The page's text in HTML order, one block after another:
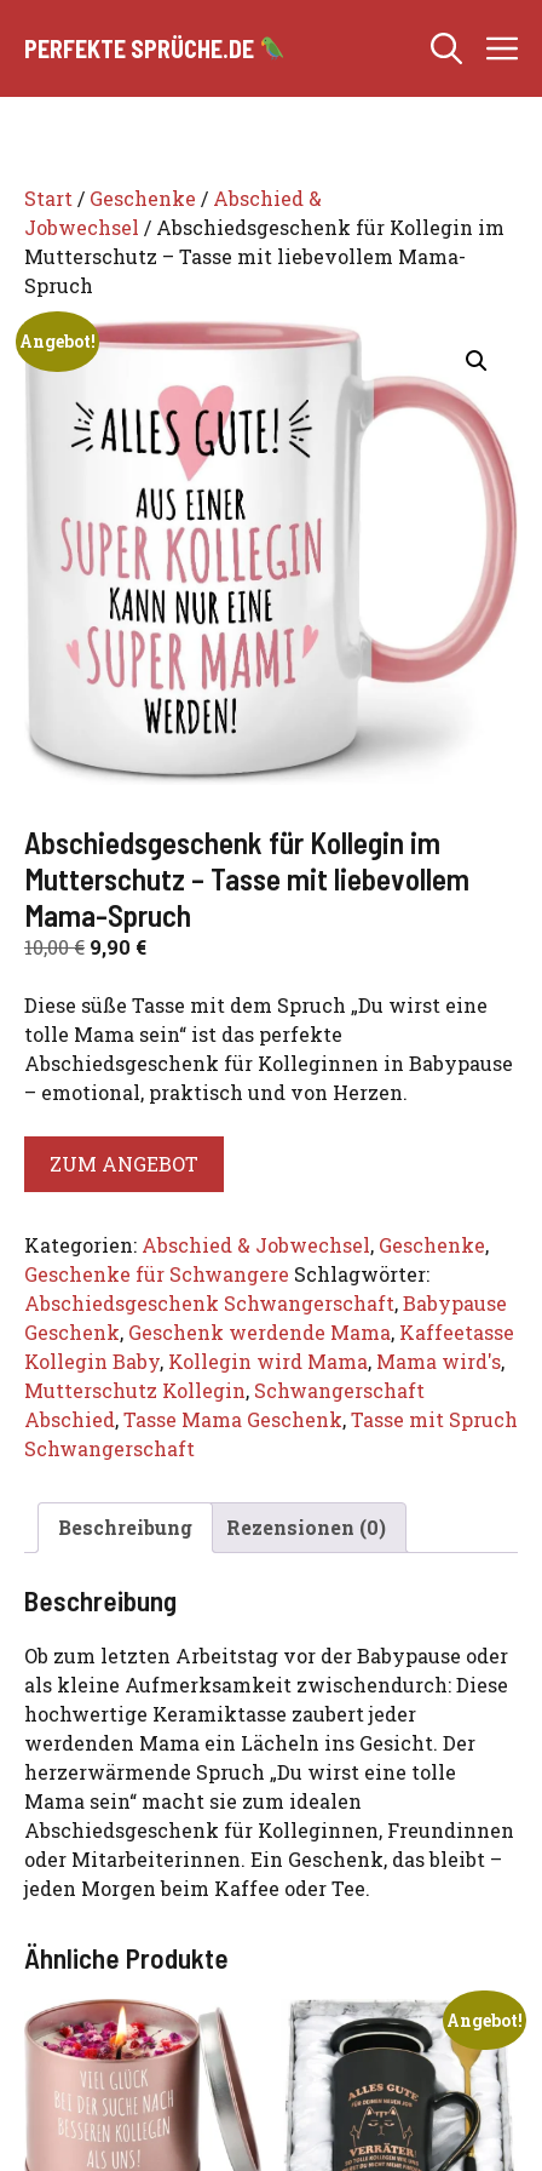
Inhalt
PERFEKTE SPRÜCHE.DE
Start / Geschenke / Abschied &
Jobwechsel / Abschiedsgeschenk für Kollegin im
Mutterschutz – Tasse mit liebevollem Mama-
Spruch
Angebot!
Abschiedsgeschenk für Kollegin im
Mutterschutz – Tasse mit liebevollem
Mama-Spruch
10,00€ Ursprünglicher
war:
10,00 €
9,90 €Aktueller
ist:
9,90 €.
Diese süße Tasse mit dem Spruch „Du wirst eine
tolle Mama sein“ ist das perfekte
Abschiedsgeschenk für Kolleginnen in Babypause
– emotional, praktisch und von Herzen.
ZUM ANGEBOT
Kategorien: Abschied & Jobwechsel, Geschenke,
Geschenke für Schwangere Schlagwörter:
Abschiedsgeschenk Schwangerschaft,Babypause
Geschenk, Geschenk werdende Mama, Kaffeetasse
Kollegin Baby, Kollegin wird Mama, Mama wird's,
Mutterschutz Kollegin, Schwangerschaft
Abschied,Tasse Mama Geschenk,Tasse mit Spruch
Schwangerschaft
Beschreibung Rezensionen (0)
Beschreibung
Ob zum letzten Arbeitstag vor der Babypause oder
als kleine Aufmerksamkeit zwischendurch: Diese
hochwertige Keramiktasse zaubert jeder
werdenden Mama ein Lächeln ins Gesicht. Der
herzerwärmende Spruch „Du wirst eine tolle
Mama sein“ macht sie zum idealen
Abschiedsgeschenk für Kolleginnen, Freundinnen
oder Mitarbeiterinnen. Ein Geschenk, das bleibt –
jeden Morgen beim Kaffee oder Tee.
Ähnliche Produkte
Angebot!